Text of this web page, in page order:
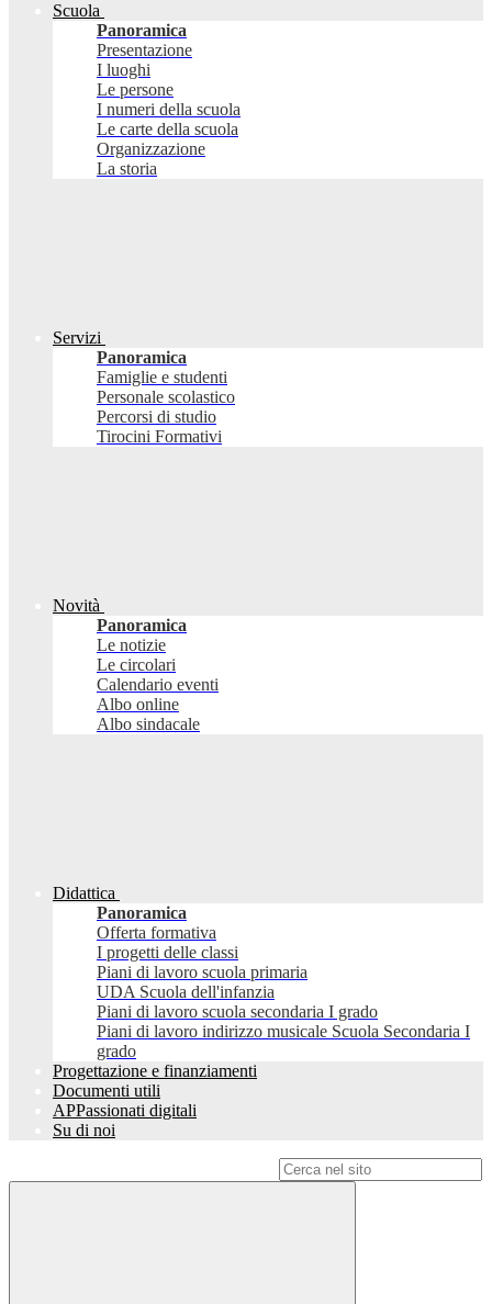
Scuola
Panoramica
Presentazione
I luoghi
Le persone
I numeri della scuola
Le carte della scuola
Organizzazione
La storia
Servizi
Panoramica
Famiglie e studenti
Personale scolastico
Percorsi di studio
Tirocini Formativi
Novità
Panoramica
Le notizie
Le circolari
Calendario eventi
Albo online
Albo sindacale
Didattica
Panoramica
Offerta formativa
I progetti delle classi
Piani di lavoro scuola primaria
UDA Scuola dell'infanzia
Piani di lavoro scuola secondaria I grado
Piani di lavoro indirizzo musicale Scuola Secondaria I
grado
Progettazione e finanziamenti
Documenti utili
APPassionati digitali
Su di noi